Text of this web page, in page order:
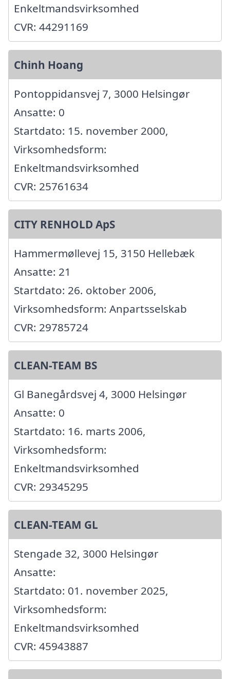
Enkeltmandsvirksomhed
CVR: 44291169
Chinh Hoang
Pontoppidansvej 7, 3000 Helsingør
Ansatte: 0
Startdato: 15. november 2000,
Virksomhedsform:
Enkeltmandsvirksomhed
CVR: 25761634
CITY RENHOLD ApS
Hammermøllevej 15, 3150 Hellebæk
Ansatte: 21
Startdato: 26. oktober 2006,
Virksomhedsform: Anpartsselskab
CVR: 29785724
CLEAN-TEAM BS
Gl Banegårdsvej 4, 3000 Helsingør
Ansatte: 0
Startdato: 16. marts 2006,
Virksomhedsform:
Enkeltmandsvirksomhed
CVR: 29345295
CLEAN-TEAM GL
Stengade 32, 3000 Helsingør
Ansatte:
Startdato: 01. november 2025,
Virksomhedsform:
Enkeltmandsvirksomhed
CVR: 45943887